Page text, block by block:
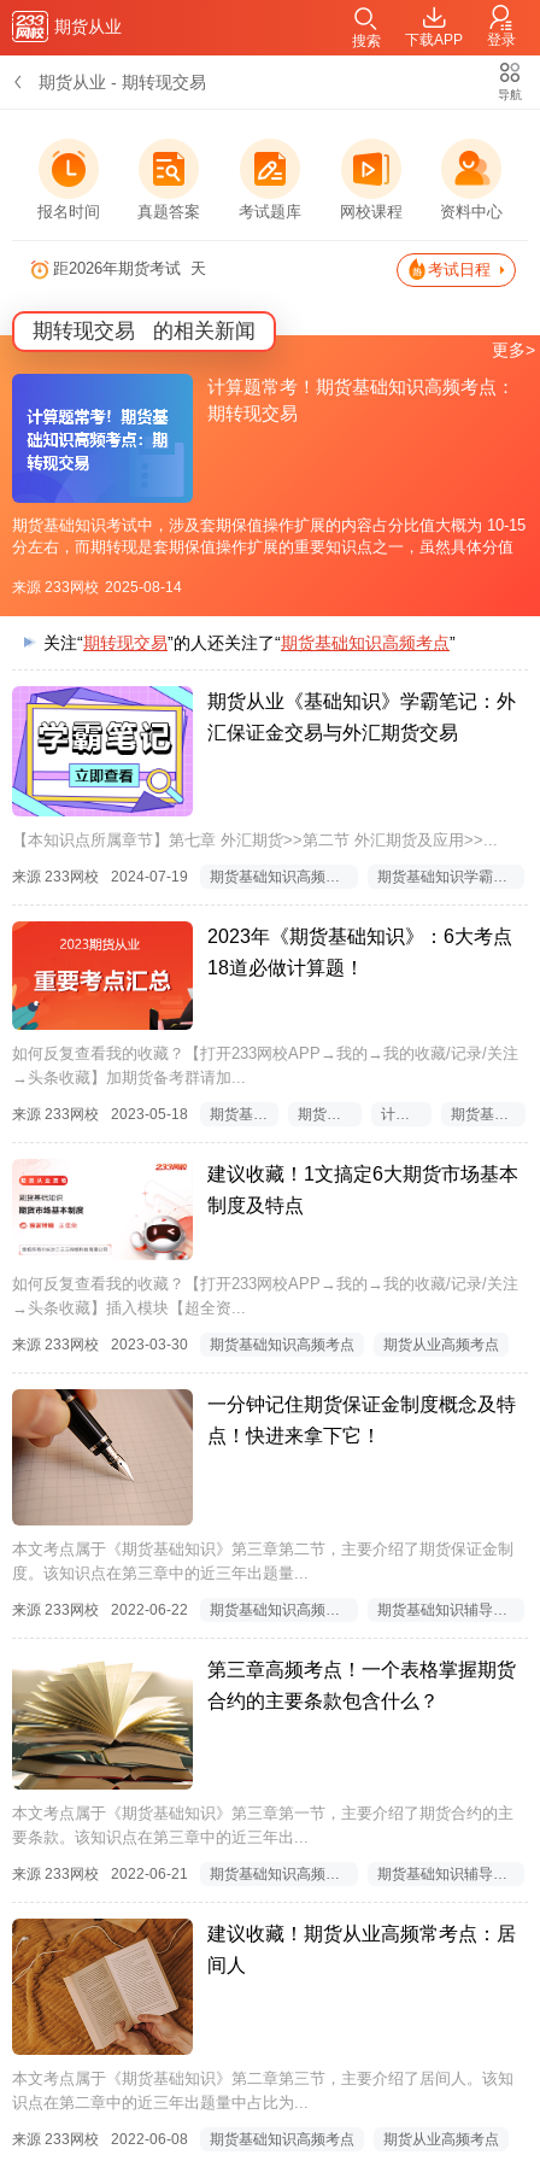
期货从业
下载APP 登录
搜索
期货从业 - 期转现交易
导航
报名时间 真题答案 考试题库 网校课程 资料中心
距2026年期货考试 天 考试日程
期转现交易 的相关新闻
计算题常考！期货基础知识高频考点：
期转现交易
期货基础知识考试中，涉及套期保值操作扩展的内容占分比值大概为 10-15
分左右，而期转现是套期保值操作扩展的重要知识点之一，虽然具体分值
多种题型出现，如单选题、多选题、综合案例的形式。一、考情分
来源 233网校 2025-08-14
更多>
关注“期转现交易”的人还关注了“期货基础知识高频考点”
期货从业《基础知识》学霸笔记：外
汇保证金交易与外汇期货交易
【本知识点所属章节】第七章 外汇期货>>第二节 外汇期货及应用>>...
来源 233网校 2024-07-19 期货基础知识高频考点 期货基础知识学霸笔记
2023年《期货基础知识》：6大考点
18道必做计算题！
如何反复查看我的收藏？【打开233网校APP→我的→我的收藏/记录/关注
→头条收藏】加期货备考群请加...
来源 233网校 2023-05-18 期货基础知识高频考点 期货基础知识计算题 计算题高频考点 期货基础知识高频计算题
建议收藏！1文搞定6大期货市场基本
制度及特点
如何反复查看我的收藏？【打开233网校APP→我的→我的收藏/记录/关注
→头条收藏】插入模块【超全资...
来源 233网校 2023-03-30 期货基础知识高频考点 期货从业高频考点
一分钟记住期货保证金制度概念及特
点！快进来拿下它！
本文考点属于《期货基础知识》第三章第二节，主要介绍了期货保证金制
度。该知识点在第三章中的近三年出题量...
来源 233网校 2022-06-22 期货基础知识高频考点 期货基础知识辅导资料
第三章高频考点！一个表格掌握期货
合约的主要条款包含什么？
本文考点属于《期货基础知识》第三章第一节，主要介绍了期货合约的主
要条款。该知识点在第三章中的近三年出...
来源 233网校 2022-06-21 期货基础知识高频考点 期货基础知识辅导资料
建议收藏！期货从业高频常考点：居
间人
本文考点属于《期货基础知识》第二章第三节，主要介绍了居间人。该知
识点在第二章中的近三年出题量中占比为...
来源 233网校 2022-06-08 期货基础知识高频考点 期货从业高频考点